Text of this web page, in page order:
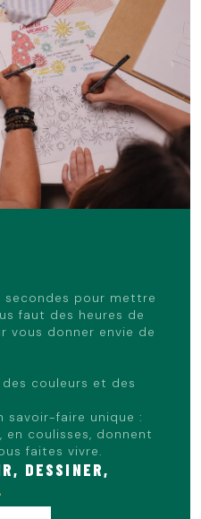
technique qui consiste à
qu'il a été confectionné, à
Il permet d'obtenir un bel
au niveau des coutures.
décontracté, ce short
un t-shirt simple ou un polo
Pour une touche plus
soirée, mariez-le avec une
tenue avec une paire de
porte du 40.
secondes pour mettre
faut des heures de
vous donner envie de
des couleurs et des
savoir-faire unique :
coulisses, donnent
faites vivre.
DESSINER,